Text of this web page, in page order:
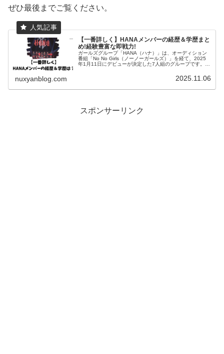
ぜひ最後までご覧ください。
【一番詳しく】HANAメンバーの経歴＆学歴まと
め!経験豊富な即戦力!
ガールズグループ「HANA（ハナ）」は、オーディション
番組「No No Girls（ノーノーガールズ）」を経て、2025
年1月11日にデビューが決定した7人組のグループです。メ
nuxyanblog.com 2025.11.06
スポンサーリンク